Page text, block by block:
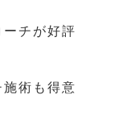
チが好評
術も得意